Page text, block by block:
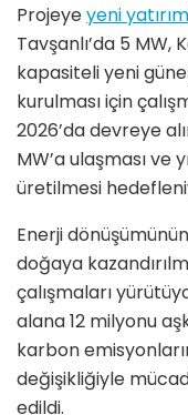
Projeyeyeni
Tavşanlı’da 5 MW,
kapasiteli yeni
kurulması için
2026’da devreye
MW’a ulaşması ve
üretilmesi
Enerji
doğaya
çalışmaları
alana 12 milyonu
karbon
değişikliğiyle
edildi.